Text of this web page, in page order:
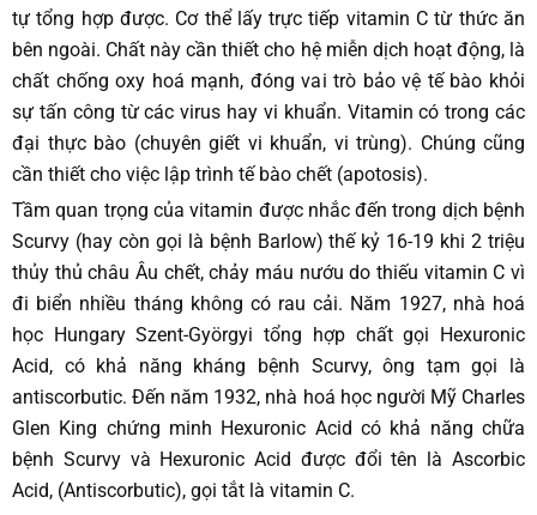
tự tổng hợp được. Cơ thể lấy trực tiếp vitamin C từ thức ăn
bên ngoài. Chất này cần thiết cho hệ miễn dịch hoạt động, là
chất chống oxy hoá mạnh, đóng vai trò bảo vệ tế bào khỏi
sự tấn công từ các virus hay vi khuẩn. Vitamin có trong các
đại thực bào (chuyên giết vi khuẩn, vi trùng). Chúng cũng
cần thiết cho việc lập trình tế bào chết (apotosis).
Tầm quan trọng của vitamin được nhắc đến trong dịch bệnh
Scurvy (hay còn gọi là bệnh Barlow) thế kỷ 16-19 khi 2 triệu
thủy thủ châu Âu chết, chảy máu nướu do thiếu vitamin C vì
đi biển nhiều tháng không có rau cải. Năm 1927, nhà hoá
học Hungary Szent-Györgyi tổng hợp chất gọi Hexuronic
Acid, có khả năng kháng bệnh Scurvy, ông tạm gọi là
antiscorbutic. Đến năm 1932, nhà hoá học người Mỹ Charles
Glen King chứng minh Hexuronic Acid có khả năng chữa
bệnh Scurvy và Hexuronic Acid được đổi tên là Ascorbic
Acid, (Antiscorbutic), gọi tắt là vitamin C.